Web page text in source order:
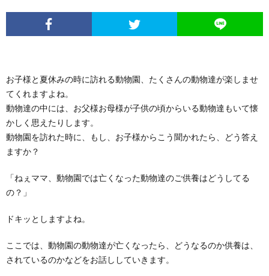
お子様と夏休みの時に訪れる動物園、たくさんの動物達が楽しませ
てくれますよね。
動物達の中には、お父様お母様が子供の頃からいる動物達もいて懐
かしく思えたりします。
動物園を訪れた時に、もし、お子様からこう聞かれたら、どう答え
ますか？
「ねぇママ、動物園では亡くなった動物達のご供養はどうしてる
の？」
ドキッとしますよね。
ここでは、動物園の動物達が亡くなったら、どうなるのか供養は、
されているのかなどをお話ししていきます。